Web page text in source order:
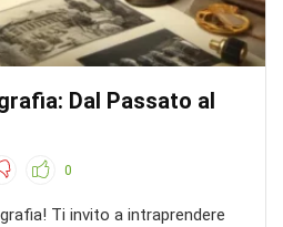
Dal Passato al
0
Ti invito a intraprendere